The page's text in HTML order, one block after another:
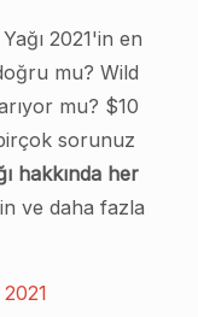
2021'in en
mu? Wild
mu? $10
sorunuz
hakkında her
ve daha fazla